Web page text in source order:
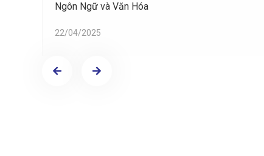
Ngôn Ngữ và Văn Hóa
22/04/2025